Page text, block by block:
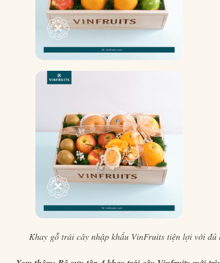
Khay gỗ trái cây nhập khẩu VinFruits tiện lợi với đủ